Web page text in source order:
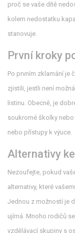
proč se vaše dítě
kolem nedostatku
stanovuje.
První kroky
Po prvním zklamání je
zjistili, jestli není
listinu. Obecně, je
soukromé školky
nebo přístupy k výuce.
Alternativy
Nezoufejte, pokud
alternativy, které
Jednou z možností je
ujímá. Mnoho rodičů
vzdělávací skupiny s